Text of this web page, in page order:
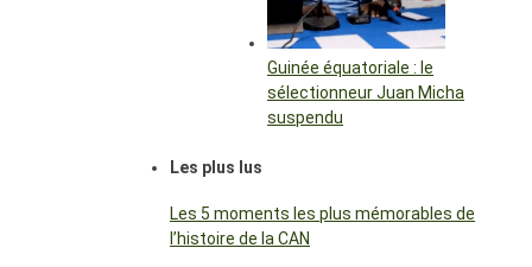
Guinée équatoriale : le
sélectionneur Juan Micha
suspendu
Les plus lus
Les 5 moments les plus mémorables de
l’histoire de la CAN